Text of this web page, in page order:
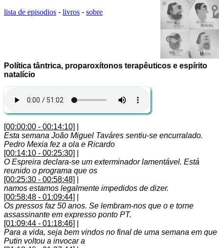
lista de episodios - livros - sobre
Política tântrica, proparoxítonos terapêuticos e espírito
natalício
[00:00:00 - 00:14:10]
Esta semana João Miguel Taváres sentiu-se encurralado.
Pedro Mexia fez a ola e Ricardo
[00:14:10 - 00:25:30]
O Espreira declara-se um exterminador lamentável. Está
reunido o programa que os
[00:25:30 - 00:58:48]
namos estamos legalmente impedidos de dizer.
[00:58:48 - 01:09:44]
Os pressos faz 50 anos. Se lembram-nos que o e torne
assassinante em expresso ponto PT.
[01:09:44 - 01:18:46]
Para a vida, seja bem vindos no final de uma semana em que
Putin voltou a invocar a